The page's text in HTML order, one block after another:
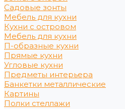
Садовые зонты
Мебель для кухни
Кухни с островом
Мебель для кухни
П-образные кухни
Прямые кухни
Угловые кухни
Предметы интерьера
Банкетки металлические
Картины
Полки стеллажи